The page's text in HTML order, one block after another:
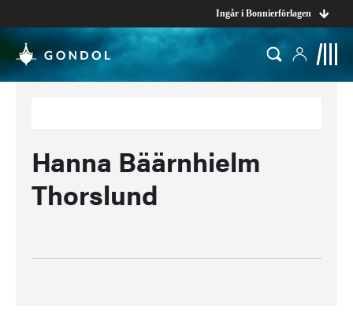
Ingår i Bonnierförlagen
Hanna Bäärnhielm
Thorslund